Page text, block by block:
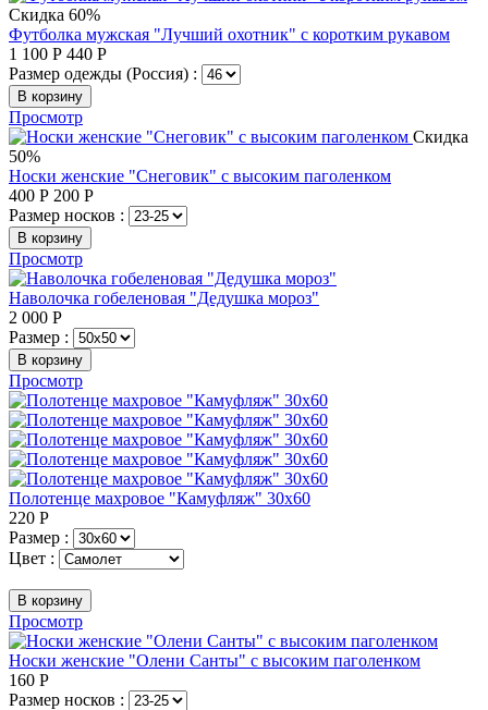
Скидка 60%
Футболка мужская "Лучший охотник" с коротким рукавом
1 100 Р 440 Р
Размер одежды (Россия) :
В корзину
Просмотр
Скидка
50%
Носки женские "Снеговик" с высоким паголенком
400 Р 200 Р
Размер носков :
В корзину
Просмотр
Наволочка гобеленовая "Дедушка мороз"
2 000 Р
Размер :
В корзину
Просмотр
Полотенце махровое "Камуфляж" 30х60
220 Р
Размер :
Цвет :
В корзину
Просмотр
Носки женские "Олени Санты" с высоким паголенком
160 Р
Размер носков :